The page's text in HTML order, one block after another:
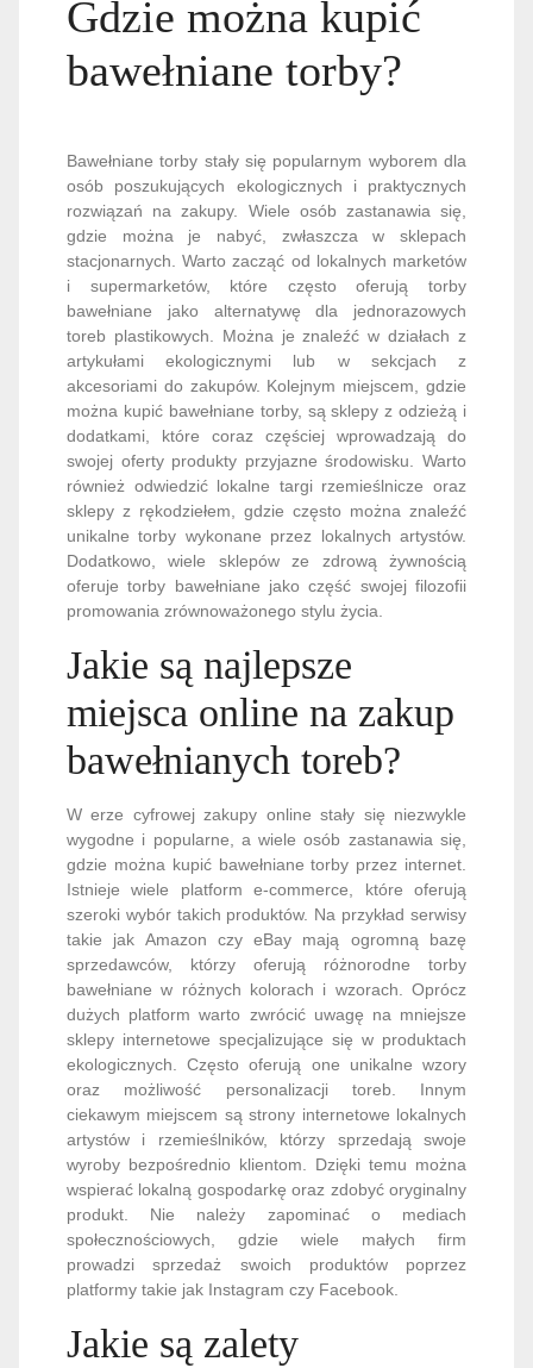
Gdzie można kupić
bawełniane torby?
Bawełniane torby stały się popularnym wyborem dla
osób poszukujących ekologicznych i praktycznych
rozwiązań na zakupy. Wiele osób zastanawia się,
gdzie można je nabyć, zwłaszcza w sklepach
stacjonarnych. Warto zacząć od lokalnych marketów
i supermarketów, które często oferują torby
bawełniane jako alternatywę dla jednorazowych
toreb plastikowych. Można je znaleźć w działach z
artykułami ekologicznymi lub w sekcjach z
akcesoriami do zakupów. Kolejnym miejscem, gdzie
można kupić bawełniane torby, są sklepy z odzieżą i
dodatkami, które coraz częściej wprowadzają do
swojej oferty produkty przyjazne środowisku. Warto
również odwiedzić lokalne targi rzemieślnicze oraz
sklepy z rękodziełem, gdzie często można znaleźć
unikalne torby wykonane przez lokalnych artystów.
Dodatkowo, wiele sklepów ze zdrową żywnością
oferuje torby bawełniane jako część swojej filozofii
promowania zrównoważonego stylu życia.
Jakie są najlepsze
miejsca online na zakup
bawełnianych toreb?
W erze cyfrowej zakupy online stały się niezwykle
wygodne i popularne, a wiele osób zastanawia się,
gdzie można kupić bawełniane torby przez internet.
Istnieje wiele platform e-commerce, które oferują
szeroki wybór takich produktów. Na przykład serwisy
takie jak Amazon czy eBay mają ogromną bazę
sprzedawców, którzy oferują różnorodne torby
bawełniane w różnych kolorach i wzorach. Oprócz
dużych platform warto zwrócić uwagę na mniejsze
sklepy internetowe specjalizujące się w produktach
ekologicznych. Często oferują one unikalne wzory
oraz możliwość personalizacji toreb. Innym
ciekawym miejscem są strony internetowe lokalnych
artystów i rzemieślników, którzy sprzedają swoje
wyroby bezpośrednio klientom. Dzięki temu można
wspierać lokalną gospodarkę oraz zdobyć oryginalny
produkt. Nie należy zapominać o mediach
społecznościowych, gdzie wiele małych firm
prowadzi sprzedaż swoich produktów poprzez
platformy takie jak Instagram czy Facebook.
Jakie są zalety